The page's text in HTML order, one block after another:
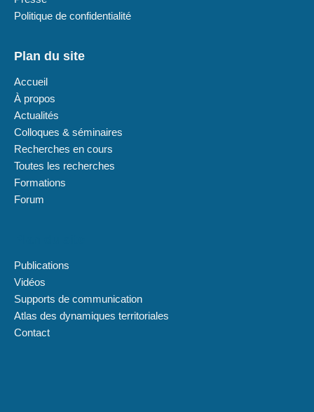
Politique de confidentialité
Plan du site
Accueil
À propos
Actualités
Colloques & séminaires
Recherches en cours
Toutes les recherches
Formations
Forum
Publications
Vidéos
Supports de communication
Atlas des dynamiques territoriales
Contact